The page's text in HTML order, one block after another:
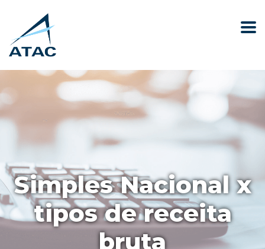
Simples Nacional x
tipos de receita
bruta